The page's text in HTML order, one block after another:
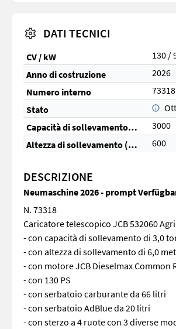
DATI TECNICI
CV / kW
130 /
Anno di costruzione
2026
Numero interno
73318
Stato
Capacità di sollevamento (kg)
3000
Altezza di sollevamento (cm)
600
DESCRIZIONE
Neumaschine 2026 - prompt
N. 73318
Caricatore telescopico JCB 532060
- con capacità di sollevamento di 3,0
- con altezza di sollevamento di 6,0
- con motore JCB Dieselmax Common
- con 130 PS
- con serbatoio carburante da 66 litri
- con serbatoio AdBlue da 20 litri
- con sterzo a 4 ruote con 3 diverse